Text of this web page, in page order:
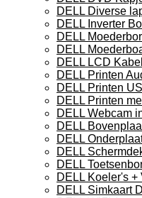
DELL Diverse
DELL Inverter
DELL
DELL
DELL LCD Kabel
DELL Printen
DELL Printen
DELL Printen
DELL Webcam
DELL
DELL
DELL
DELL
DELL Koeler's +
DELL Simkaart